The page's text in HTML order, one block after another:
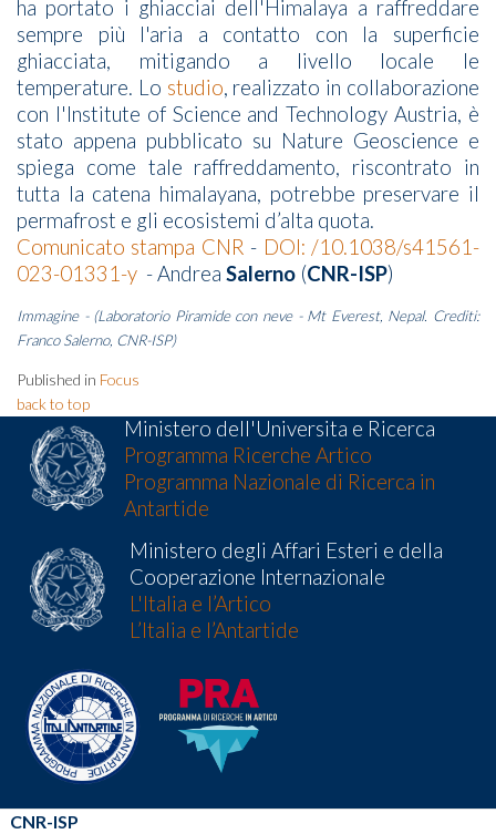
ha portato i ghiacciai dell'Himalaya a raffreddare
sempre più l'aria a contatto con la superficie
ghiacciata, mitigando a livello locale le
temperature. Lo studio, realizzato in collaborazione
con l'Institute of Science and Technology Austria, è
stato appena pubblicato su Nature Geoscience e
spiega come tale raffreddamento, riscontrato in
tutta la catena himalayana, potrebbe preservare il
permafrost e gli ecosistemi d’alta quota.
Comunicato stampa CNR - DOI: /10.1038/s41561-
023-01331-y - Andrea Salerno (CNR-ISP)
Immagine - (Laboratorio Piramide con neve - Mt Everest, Nepal. Crediti:
Franco Salerno, CNR-ISP)
Published in Focus
back to top
Ministero dell'Universita e Ricerca
Programma Ricerche Artico
Programma Nazionale di Ricerca in
Antartide
Ministero degli Affari Esteri e della
Cooperazione Internazionale
L'Italia e l’Artico
L’Italia e l’Antartide
CNR-ISP